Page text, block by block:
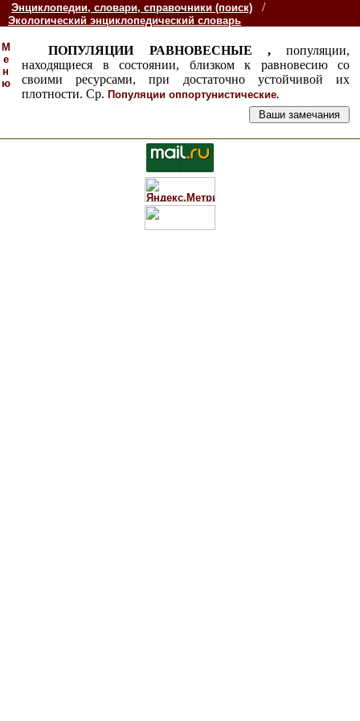
Энциклопедии, словари, справочники (поиск) /
Экологический энциклопедический словарь
М
е
н
ю
ПОПУЛЯЦИИ РАВНОВЕСНЫЕ , популяции,
находящиеся в состоянии, близком к равновесию со
своими ресурсами, при достаточно устойчивой их
плотности. Ср. Популяции оппортунистические.